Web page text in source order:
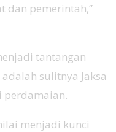
dan pemerintah,”
tantangan
sulitnya Jaksa
perdamaian.
menjadi kunci